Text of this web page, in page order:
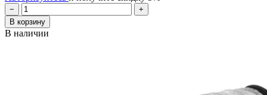
−
+
В корзину
В наличии